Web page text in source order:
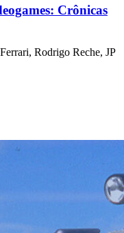
Crônicas
Rodrigo Reche, JP